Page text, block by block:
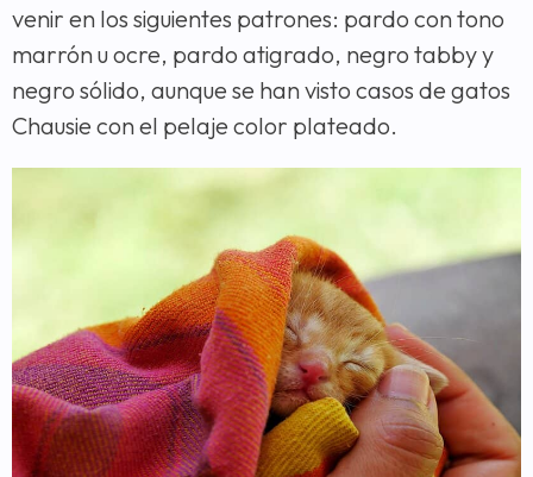
venir en los siguientes patrones: pardo con tono
marrón u ocre, pardo atigrado, negro tabby y
negro sólido, aunque se han visto casos de gatos
Chausie con el pelaje color plateado.